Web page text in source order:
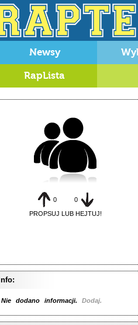
Newsy
RapLista
0
0
PROPSUJ LUB HEJTUJ!
Info:
Nie dodano informacji. Dodaj.